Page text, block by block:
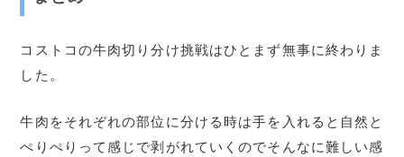
コストコの牛肉切り分け挑戦はひとまず無事に終わりま
した。
牛肉をそれぞれの部位に分ける時は手を入れると自然と
ぺりぺりって感じで剥がれていくのでそんなに難しい感